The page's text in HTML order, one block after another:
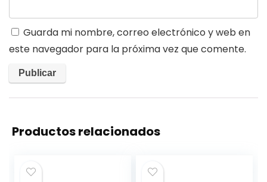
Guarda mi nombre, correo electrónico y web en
este navegador para la próxima vez que comente.
Productos relacionados